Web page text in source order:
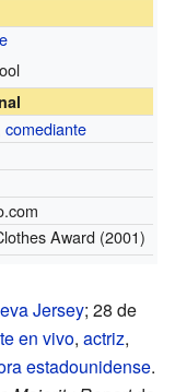
comediante
Award (2001)
Jersey; 28 de
en vivo, actriz,
estadounidense.